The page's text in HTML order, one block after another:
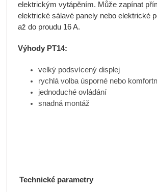
elektrickým vytápěním. Může zapínat
elektrické sálavé panely nebo elektrické
až do proudu 16 A.
Výhody PT14:
velký podsvícený displej
rychlá volba úsporné nebo
jednoduché ovládání
snadná montáž
Technické parametry